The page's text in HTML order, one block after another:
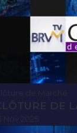
CLÔTURE DE